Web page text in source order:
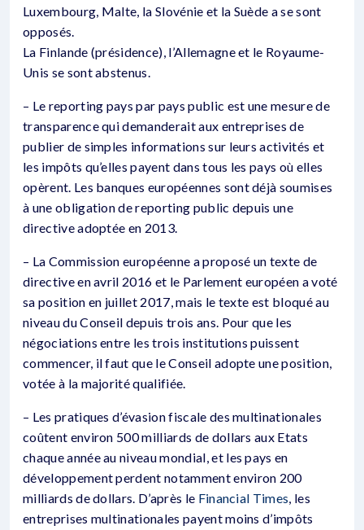
Luxembourg, Malte, la Slovénie et la Suède a se sont
opposés.
La Finlande (présidence), l’Allemagne et le Royaume-
Unis se sont abstenus.
– Le reporting pays par pays public est une mesure de
transparence qui demanderait aux entreprises de
publier de simples informations sur leurs activités et
les impôts qu’elles payent dans tous les pays où elles
opèrent. Les banques européennes sont déjà soumises
à une obligation de reporting public depuis une
directive adoptée en 2013.
– La Commission européenne a proposé un texte de
directive en avril 2016 et le Parlement européen a voté
sa position en juillet 2017, mais le texte est bloqué au
niveau du Conseil depuis trois ans. Pour que les
négociations entre les trois institutions puissent
commencer, il faut que le Conseil adopte une position,
votée à la majorité qualifiée.
– Les pratiques d’évasion fiscale des multinationales
coûtent environ 500 milliards de dollars aux Etats
chaque année au niveau mondial, et les pays en
développement perdent notamment environ 200
milliards de dollars. D’après le Financial Times, les
entreprises multinationales payent moins d’impôts